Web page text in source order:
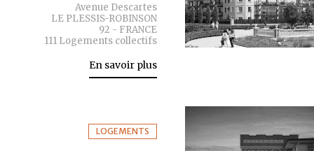
Avenue Descartes
LE PLESSIS-ROBINSON
92 - FRANCE
111 Logements collectifs
En savoir plus
LOGEMENTS